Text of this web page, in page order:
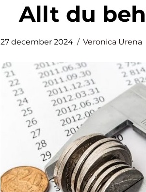
Allt du
27 december 2024 Veronica Urena